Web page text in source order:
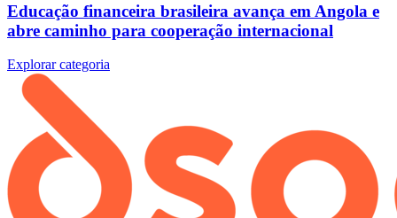
Educação financeira brasileira avança em Angola e
abre caminho para cooperação internacional
Explorar categoria